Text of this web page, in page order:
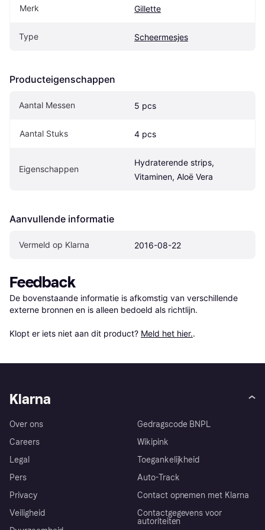
Merk Gillette
Type Scheermesjes
Producteigenschappen
Aantal Messen 5 pcs
Aantal Stuks 4 pcs
Eigenschappen
Hydraterende strips,
Vitaminen, Aloë Vera
Aanvullende informatie
Vermeld op Klarna 2016-08-22
Feedback
De bovenstaande informatie is afkomstig van verschillende
externe bronnen en is alleen bedoeld als richtlijn.
Klopt er iets niet aan dit product? Meld het hier..
Klarna
Over ons
Careers
Legal
Pers
Privacy
Veiligheid
Gedragscode BNPL
Wikipink
Toegankelijkheid
Auto-Track
Contact opnemen met Klarna
Contactgegevens voor
autoriteiten